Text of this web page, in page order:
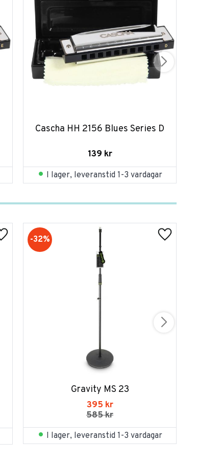
Cascha HH 2156 Blues Series D
139 kr
I lager, leveranstid 1-3 vardagar
Gravity MS 23
395 kr
585kr
32%
I lager, leveranstid 1-3 vardagar